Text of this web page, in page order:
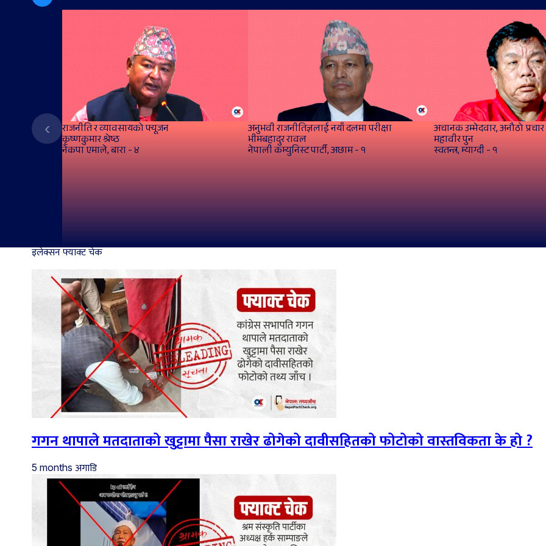
‹ राजनीति र व्यावसायको फ्यूजन
कृष्णकुमार श्रेष्ठ
नेकपा एमाले, बारा - ४
अनुभवी राजनीतिज्ञलाई नयाँ दलमा परीक्षा
भीमबहादुर रावल
नेपाली कम्युनिस्ट पार्टी, अछाम - १
अचानक उम्मेदवार, अनौठो प्रचार
महावीर पुन
स्वतन्त्र, म्याग्दी - १
इलेक्सन फ्याक्ट चेक
गगन थापाले मतदाताको खुट्टामा पैसा राखेर ढोगेको दावीसहितको फोटोको वास्तविकता के हो ?
5 months अगाडि